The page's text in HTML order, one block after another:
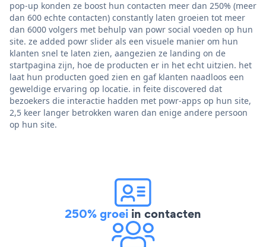
pop-up konden ze boost hun contacten meer dan 250% (meer
dan 600 echte contacten) constantly laten groeien tot meer
dan 6000 volgers met behulp van powr social voeden op hun
site. ze added powr slider als een visuele manier om hun
klanten snel te laten zien, aangezien ze landing on de
startpagina zijn, hoe de producten er in het echt uitzien. het
laat hun producten goed zien en gaf klanten naadloos een
geweldige ervaring op locatie. in feite discovered dat
bezoekers die interactie hadden met powr-apps op hun site,
2,5 keer langer betrokken waren dan enige andere persoon
op hun site.
250% groei in contacten